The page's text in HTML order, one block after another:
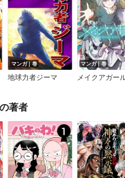
マンガ｜巻
地球力者ジーマ
マンガ｜巻
メイクアガー
著者